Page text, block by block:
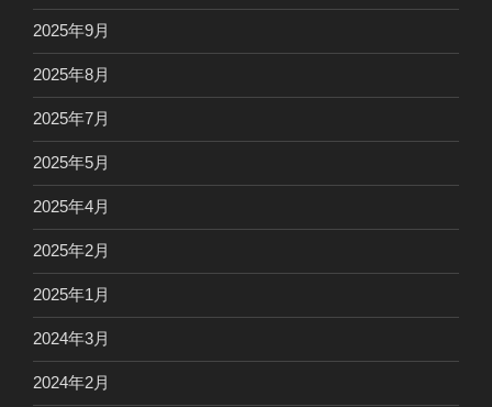
2025年9月
2025年8月
2025年7月
2025年5月
2025年4月
2025年2月
2025年1月
2024年3月
2024年2月